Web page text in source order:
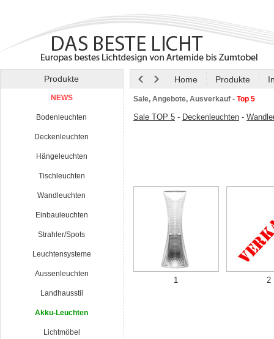
Produkte Home Produkte
NEWS
Bodenleuchten
Deckenleuchten
Hängeleuchten
Tischleuchten
Wandleuchten
Einbauleuchten
Strahler/Spots
Leuchtensysteme
Aussenleuchten
Landhausstil
Akku-Leuchten
Lichtmöbel
Sale, Angebote, Ausverkauf - Top 5
Sale TOP 5 - Deckenleuchten -
1 2